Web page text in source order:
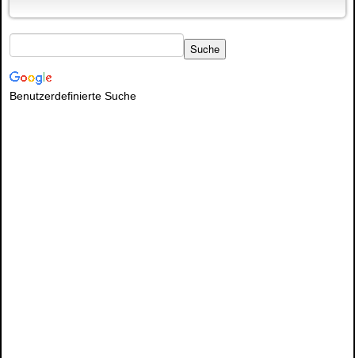
Benutzerdefinierte Suche